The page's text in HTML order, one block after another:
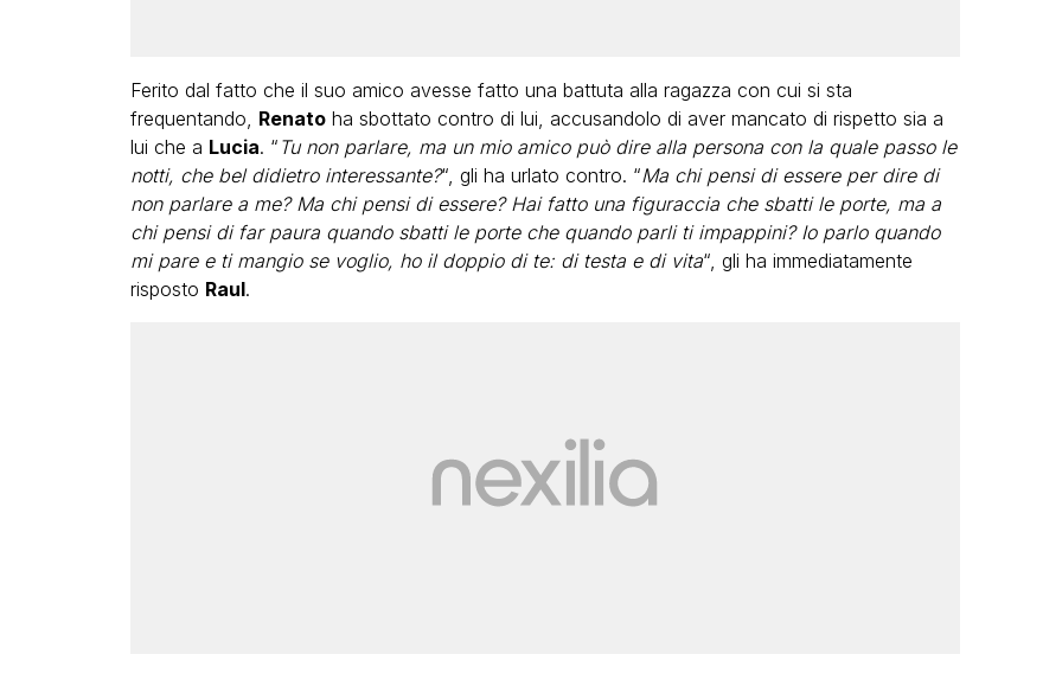
Ferito dal fatto che il suo amico avesse fatto una battuta alla ragazza con cui si sta
frequentando, Renatoha sbottato contro di lui, accusandolo di aver mancato di rispetto sia a
lui che a Lucia. “ Tu non parlare, ma un mio amico può dire alla persona con la quale passo le
notti, che bel didietro interessante?“, gli ha urlato contro. “Ma chi pensi di essere per dire di
non parlare a me? Ma chi pensi di essere? Hai fatto una figuraccia che sbatti le porte, ma a
chi pensi di far paura quando sbatti le porte che quando parli ti impappini? Io parlo quando
mi pare e ti mangio se voglio, ho il doppio di te: di testa e di vita“, gli ha immediatamente
risposto Raul.